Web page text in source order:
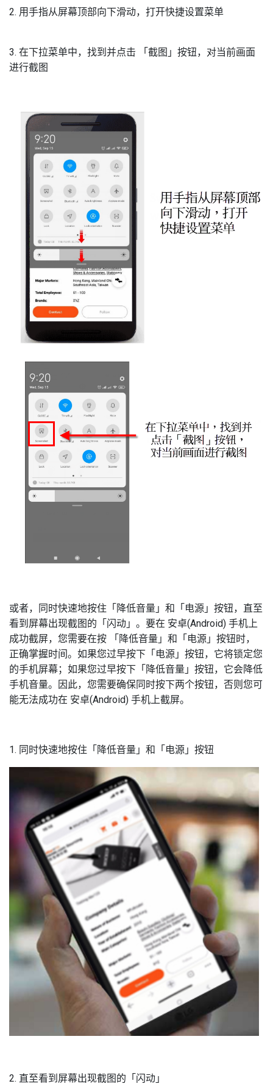
2. 用手指从屏幕顶部向下滑动，打开快捷设置菜单
3. 在下拉菜单中，找到并点击 「截图」按钮，对当前画面
进行截图
或者，同时快速地按住「降低音量」和「电源」按钮，直至
看到屏幕出现截图的「闪动」。要在 安卓(Android) 手机上
成功截屏，您需要在按 「降低音量」和「电源」按钮时，
正确掌握时间。如果您过早按下「电源」按钮，它将锁定您
的手机屏幕；如果您过早按下「降低音量」按钮，它会降低
手机音量。因此，您需要确保同时按下两个按钮，否则您可
能无法成功在 安卓(Android) 手机上截屏。
1. 同时快速地按住「降低音量」和「电源」按钮
2. 直至看到屏幕出现截图的「闪动」